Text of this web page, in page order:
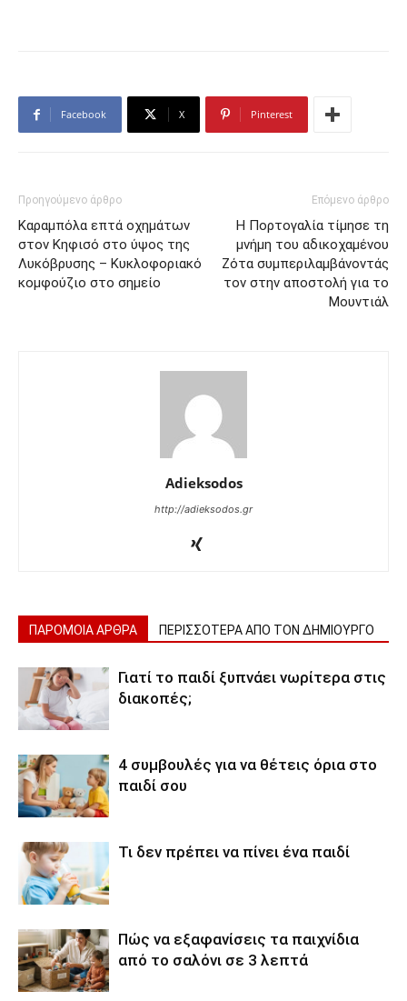
Facebook X Pinterest
Προηγούμενο άρθρο
Καραμπόλα επτά οχημάτων
στον Κηφισό στο ύψος της
Λυκόβρυσης – Κυκλοφοριακό
κομφούζιο στο σημείο
Επόμενο άρθρο
Η Πορτογαλία τίμησε τη
μνήμη του αδικοχαμένου
Ζότα συμπεριλαμβάνοντάς
τον στην αποστολή για το
Μουντιάλ
Adieksodos
http://adieksodos.gr
ΠΑΡΟΜΟΙΑ ΑΡΘΡΑ ΠΕΡΙΣΣΟΤΕΡΑ ΑΠΟ ΤΟΝ ΔΗΜΙΟΥΡΓΟ
Γιατί το παιδί ξυπνάει νωρίτερα στις
διακοπές;
4 συμβουλές για να θέτεις όρια στο
παιδί σου
Τι δεν πρέπει να πίνει ένα παιδί
Πώς να εξαφανίσεις τα παιχνίδια
από το σαλόνι σε 3 λεπτά